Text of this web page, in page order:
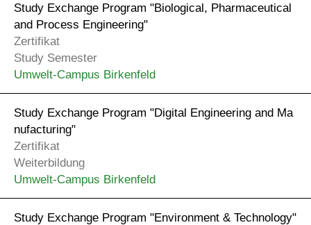
Study Exchange Program "Biological, Pharmaceutical
and Process Engineering"
Zertifikat
Study Semester
Umwelt-Campus Birkenfeld
Study Exchange Program "Digital Engineering and Ma
nufacturing"
Zertifikat
Weiterbildung
Umwelt-Campus Birkenfeld
Study Exchange Program "Environment & Technology"